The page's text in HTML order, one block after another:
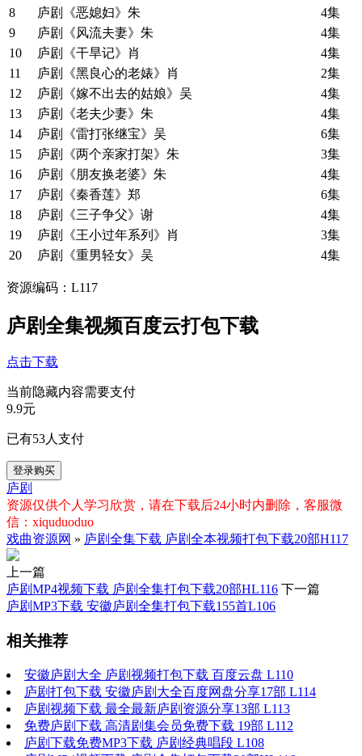
8
庐剧《恶媳妇》朱
4集
9
庐剧《风流夫妻》朱
4集
10
庐剧《干旱记》肖
4集
11
庐剧《黑良心的老婊》肖
2集
12
庐剧《嫁不出去的姑娘》吴
4集
13
庐剧《老夫少妻》朱
4集
14
庐剧《雷打张继宝》吴
6集
15
庐剧《两个亲家打架》朱
3集
16
庐剧《朋友换老婆》朱
4集
17
庐剧《秦香莲》郑
6集
18
庐剧《三子争父》谢
4集
19
庐剧《王小过年系列》肖
3集
20
庐剧《重男轻女》吴 4集
资源编码：L117
庐剧全集视频百度云打包下载
点击下载
当前隐藏内容需要支付
9.9元
已有53人支付
登录购买
庐剧
资源仅供个人学习欣赏，请在下载后24小时内删除，客服微
信：xiquduoduo
戏曲资源网 » 庐剧全集下载 庐剧全本视频打包下载20部H117
上一篇
庐剧MP4视频下载 庐剧全集打包下载20部HL116 下一篇
庐剧MP3下载 安徽庐剧全集打包下载155首L106
相关推荐
安徽庐剧大全 庐剧视频打包下载 百度云盘 L110
庐剧打包下载 安徽庐剧大全百度网盘分享17部 L114
庐剧视频下载 最全最新庐剧资源分享13部 L113
免费庐剧下载 高清剧集会员免费下载 19部 L112
庐剧下载免费MP3下载 庐剧经典唱段 L108